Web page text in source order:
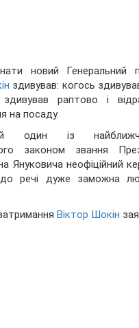
новий Генеральний
здивував: когось
раптово і
на посаду.
один із
законом звання
Януковича неофіційний
до речі дуже заможна
Віктор Шокін